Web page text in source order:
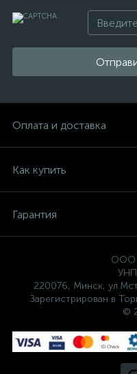
Оплата и доставка
Как купить
Гарантия
ООО
УНП
220076, Минск,
Зарегистрирован в
©